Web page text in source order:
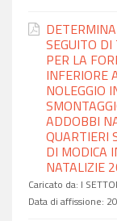
SEGUITO
PER LA
INFERIORE
NOLEGGIO
ADDOBBI
QUARTIERI
DI MODICA
NATALIZIE
Caricato da: I
Data di affissione: